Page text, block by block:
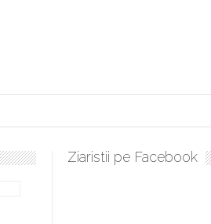
sculați, boieri mari! Sara Nukina
Ziaristii pe Facebook